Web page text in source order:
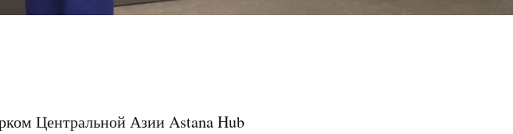
Центральной Азии Astana Hub